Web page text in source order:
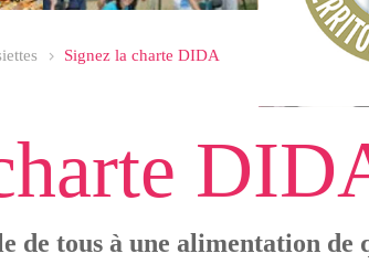
Signez la charte DIDA
de tous à une alimentation de